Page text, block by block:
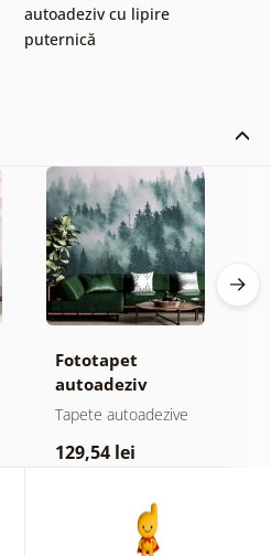
autoadeziv cu lipire
puternică
Fototapet
autoadeziv
pădure în ceață
Tapete autoadezive
129,54 lei